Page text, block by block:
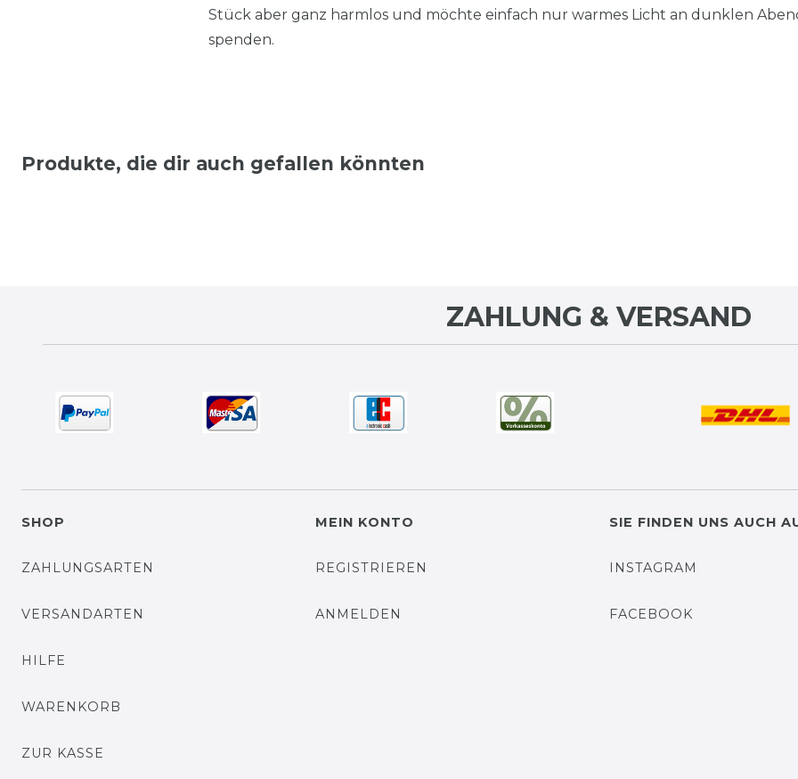
Stück aber ganz harmlos und möchte einfach nur warmes Licht an dunklen
spenden.
Produkte, die dir auch gefallen könnten
ZAHLUNG & VERSAND
SHOP
ZAHLUNGSARTEN
VERSANDARTEN
HILFE
WARENKORB
ZUR KASSE
MEIN KONTO
REGISTRIEREN
ANMELDEN
SIE FINDEN UNS AUCH
INSTAGRAM
FACEBOOK